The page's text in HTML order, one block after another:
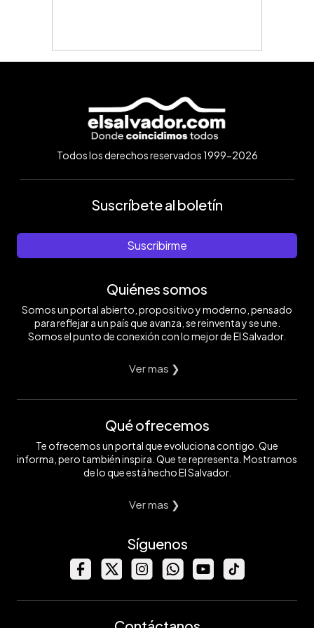
Todos los derechos reservados 1999-2026
Suscríbete al boletín
Suscribirme
Quiénes somos
Somos un portal abierto, propositivo y moderno, pensado
para reflejar a un país que avanza, se reinventa y se une.
Somos el punto de conexión con lo mejor de El Salvador.
Ver mas ❯
Qué ofrecemos
Te ofrecemos un portal que evoluciona contigo. Que
informa, pero también inspira. Que te representa. Mostramos
de lo que está hecho El Salvador.
Ver mas ❯
Síguenos